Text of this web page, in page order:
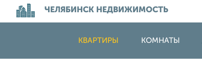
ЧЕЛЯБИНСК НЕДВИЖИМОСТЬ
КВАРТИРЫ КОМНАТЫ